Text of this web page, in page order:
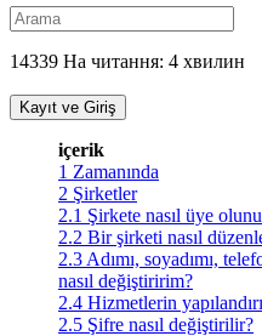
14339 На читання: 4 хвилин
Kayıt ve Giriş
içerik
1 Zamanında
2 Şirketler
2.1 Şirkete nasıl üye
2.2 Bir şirketi nasıl
2.3 Adımı, soyadımı,
nasıl değiştiririm?
2.4 Hizmetlerin
2.5 Şifre nasıl değiştirilir?